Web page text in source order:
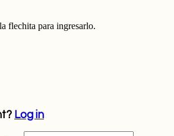
flechita para ingresarlo.
Log in